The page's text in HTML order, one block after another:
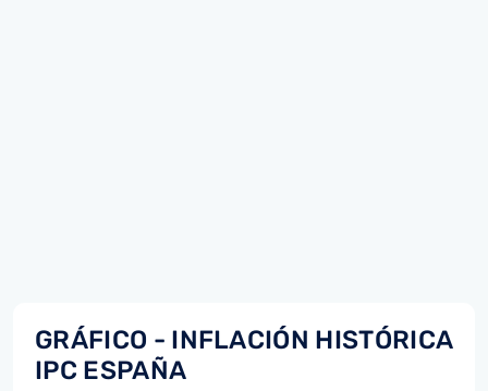
GRÁFICO - INFLACIÓN HISTÓRICA
IPC ESPAÑA